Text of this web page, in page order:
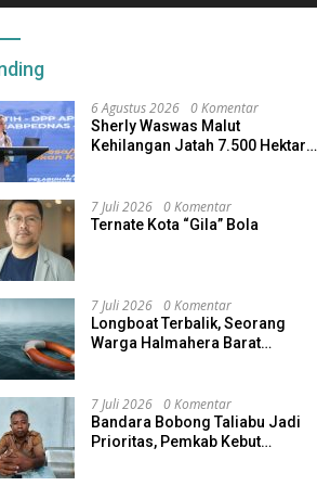
6 Agustus 2026 0 Komentar
Sherly Waswas Malut
Kehilangan Jatah 7.500 Hektare
7 Juli 2026 0 Komentar
Ternate Kota “Gila” Bola
7 Juli 2026 0 Komentar
Longboat Terbalik, Seorang
Warga Halmahera Barat
7 Juli 2026 0 Komentar
Bandara Bobong Taliabu Jadi
Prioritas, Pemkab Kebut